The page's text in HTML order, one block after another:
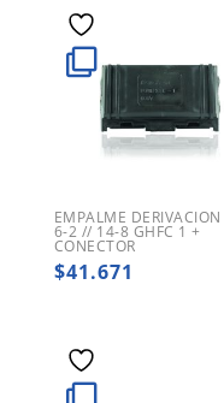
EMPALME DERIVACION
6-2 // 14-8 GHFC 1 +
CONECTOR
$41.671